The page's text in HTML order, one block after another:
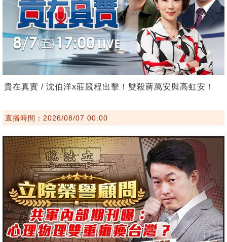
貴在真實 / 沈伯洋x莊競程出擊！雙殺蔣萬安與高虹安！
直播時間：2026/08/07 00:00